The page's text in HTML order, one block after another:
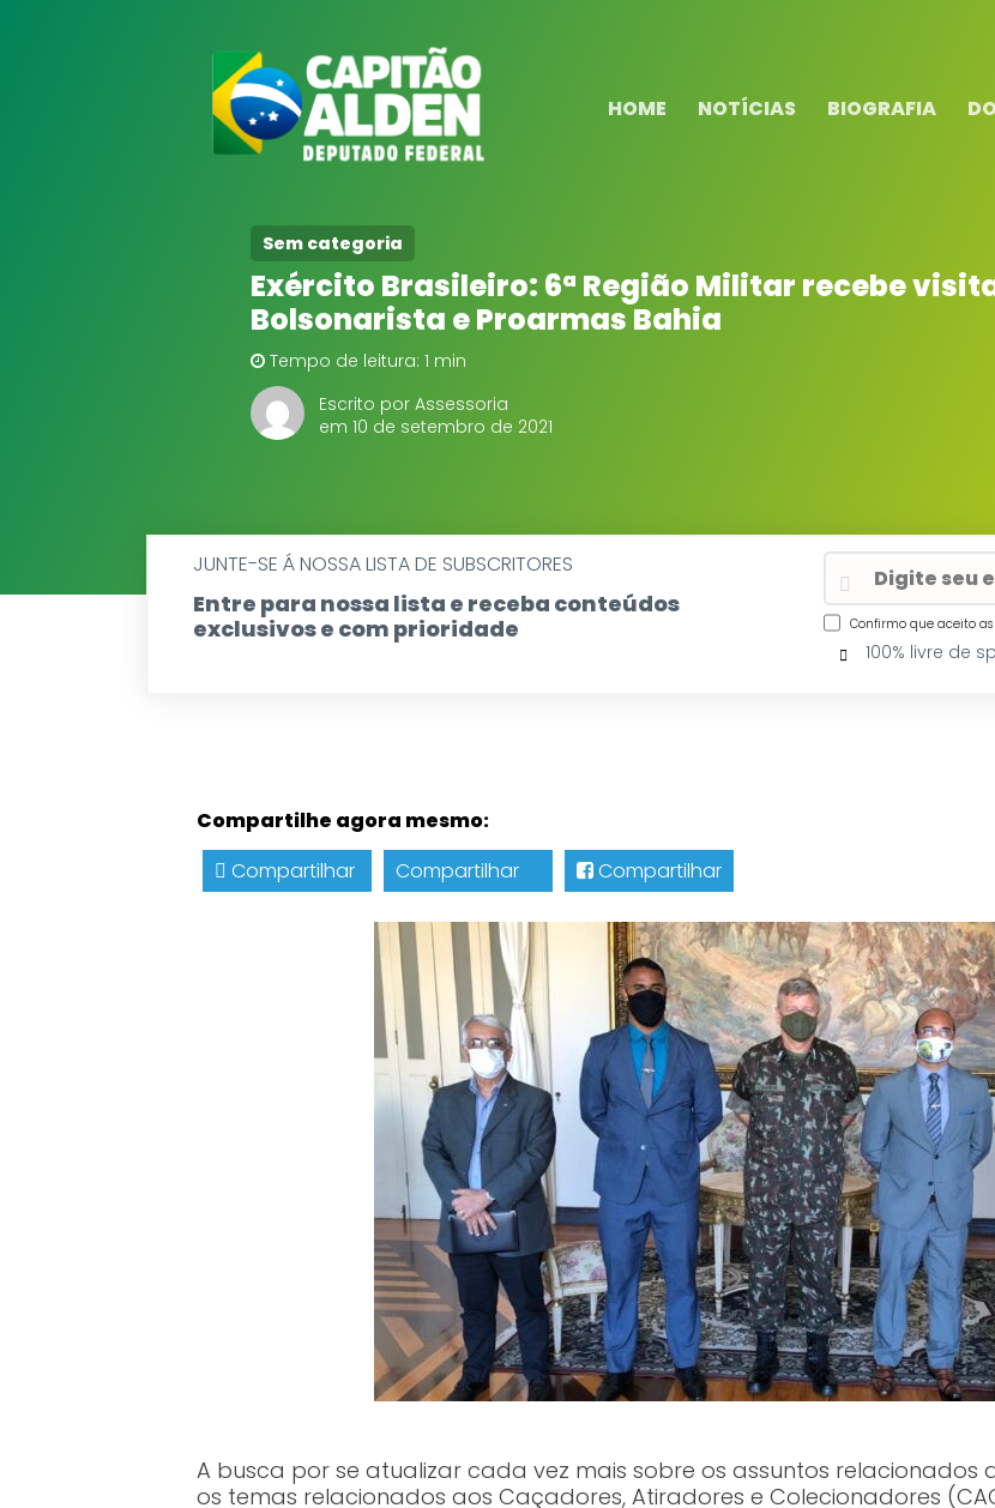
HOME NOTÍCIAS BIOGRAFIA
Sem categoria
Exército Brasileiro: 6ª Região Militar recebe
Bolsonarista e Proarmas Bahia
Tempo de leitura: 1 min
Escrito por Assessoria
em 10 de setembro de 2021
JUNTE-SE Á NOSSA LISTA DE SUBSCRITORES
Entre para nossa lista e receba conteúdos
exclusivos e com prioridade
Confirmo que aceito as
100% livre de
Compartilhe agora mesmo:
Compartilhar
Compartilhar Compartilhar
A busca por se atualizar cada vez mais sobre os assuntos
os temas relacionados aos Caçadores, Atiradores e Colecionadores